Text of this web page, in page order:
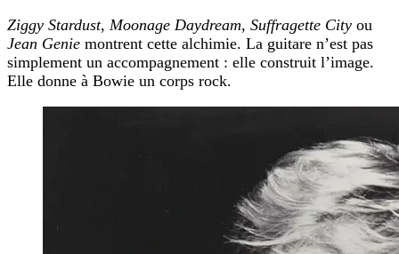
Ziggy Stardust, Moonage Daydream, Suffragette City ou
Jean Genie montrent cette alchimie. La guitare n’est pas
simplement un accompagnement : elle construit l’image.
Elle donne à Bowie un corps rock.